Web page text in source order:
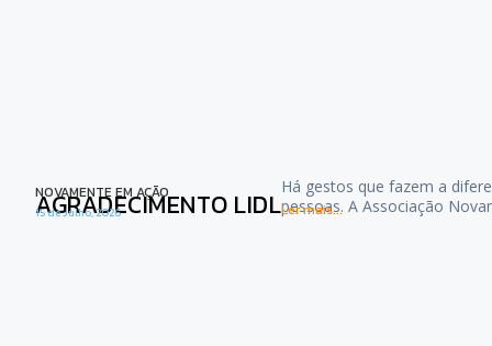
NOVAMENTE EM AÇÃO
AGRADECIMENTO LIDL
15 de Julho, 2026
Há gestos que fazem a
pessoas. A Associação
Ler mais...